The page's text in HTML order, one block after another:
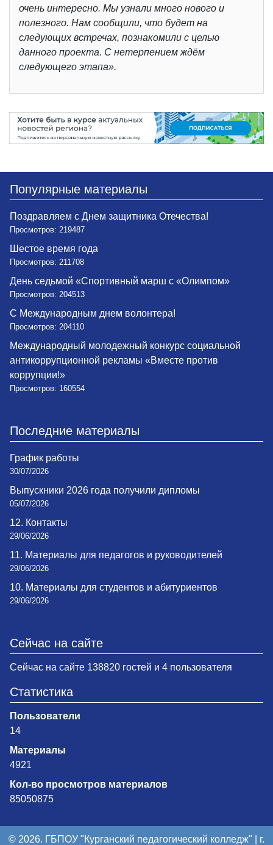
очень интересно. Мы узнали много нового и
полезного. Нам сообщили, что будет на
следующих встречах, познакомили с целью
данного проекта. С нетерпением ждём
следующего этапа».
Популярные материалы
Поздравляем с Днем защитника Отечества!
Просмотров: 219487
Шестое время года
Просмотров: 211708
День седьмой «Спортивный марш с «Олимпом»
Просмотров: 204513
С Международным днем волонтера!
Просмотров: 204110
Международный молодежный конкурс социальной
антикоррупционной рекламы «Вместе против
коррупции!»
Просмотров: 160554
Последние материалы
График работы
30/07/2026
Выпускники 2026 года получили дипломы
05/07/2026
12. Контакты
29/06/2026
11. Материалы для педагогов и руководителей
29/06/2026
10. Материалы для студентов и абитуриентов
29/06/2026
Сейчас на сайте
Сейчас на сайте 138820 гостей и 4 пользователя
Статистика
Пользователи
14
Материалы
4921
Кол-во просмотров материалов
85050875
© 2026. ГБПОУ "Курганский педагогический колледж" | г.